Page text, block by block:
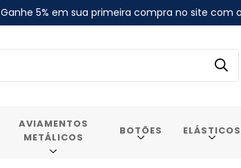
Ganhe 5% em sua primeira compra no site com o
AVIAMENTOS
METÁLICOS
BOTÕES ELÁSTICOS